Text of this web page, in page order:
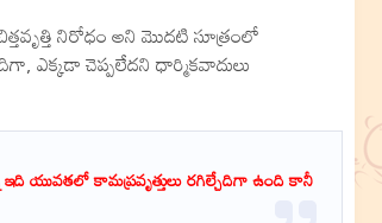
నిరోధం అని మొదటి సూత్రంలో
ఎక్కడా చెప్పలేదని ధార్మికవాదులు
యువతలో కామప్రవృత్తులు రగిల్చేదిగా ఉంది కానీ